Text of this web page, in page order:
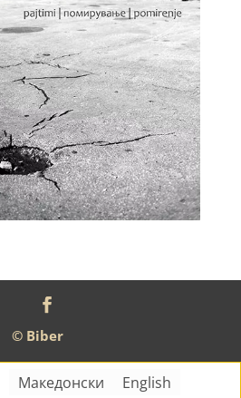
© Biber
Македонски English